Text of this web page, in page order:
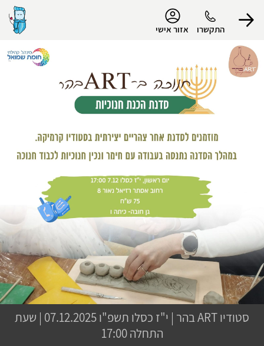
התקשרו אזור אישי
הפרופיל שלי
סטודיו ART בהר | י"ז כסלו תשפ"ו
07.12.2025 | שעת
התחלה 17:00